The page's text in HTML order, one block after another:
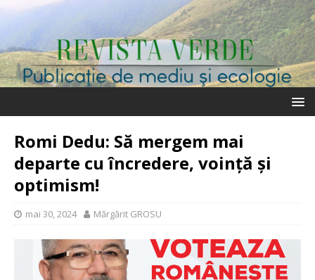
Romi Dedu: Să mergem mai
departe cu încredere, voință și
optimism!
mai 30, 2024 Mărgărit GROSU